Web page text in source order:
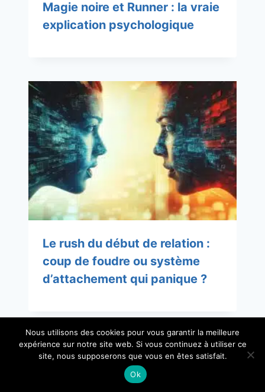
Magie noire et Runner : la vraie
explication psychologique
Le rush du début de relation :
coup de foudre ou système
d’attachement qui panique ?
Nous utilisons des cookies pour vous garantir la meilleure
expérience sur notre site web. Si vous continuez à utiliser ce
site, nous supposerons que vous en êtes satisfait.
Ok